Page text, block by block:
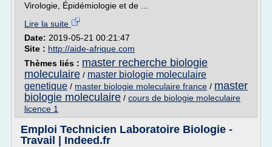
Virologie, Épidémiologie et de ...
Lire la suite
Date: 2019-05-21 00:21:47
Site : http://aide-afrique.com
Thèmes liés : master recherche biologie
moleculaire / master biologie moleculaire
genetique / master biologie moleculaire france / master
biologie moleculaire / cours de biologie moleculaire
licence 1
Emploi Technicien Laboratoire Biologie -
Travail | Indeed.fr